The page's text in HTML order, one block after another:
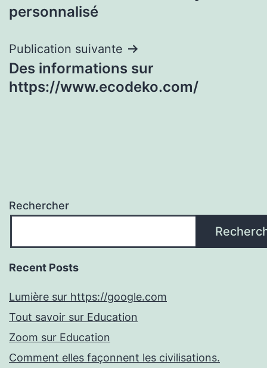
personnalisé
Publication suivante
Des informations sur
https://www.ecodeko.com/
Rechercher
Recent Posts
Lumière sur https://google.com
Tout savoir sur Education
Zoom sur Education
Comment elles façonnent les civilisations.